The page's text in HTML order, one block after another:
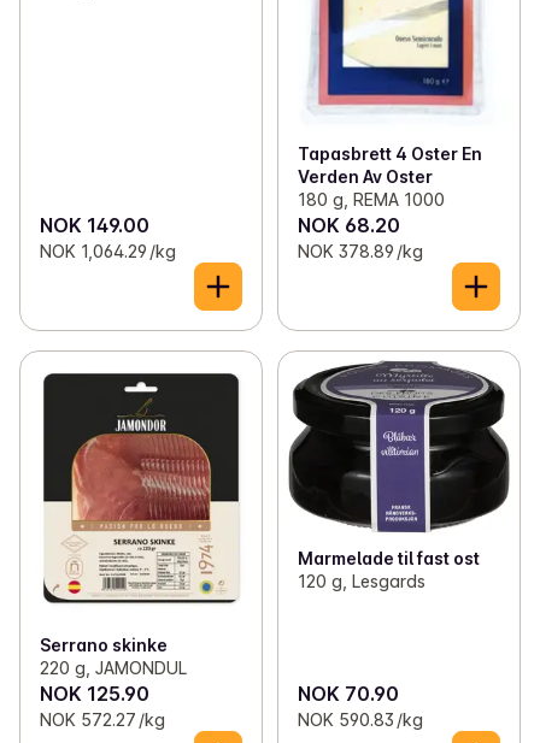
NOK 149.00
NOK 1,064.29 /kg
Tapasbrett 4 Oster En
Verden Av Oster
180 g, REMA 1000
NOK 68.20
NOK 378.89 /kg
Serrano skinke
220 g, JAMONDUL
NOK 125.90
NOK 572.27 /kg
Marmelade til fast ost
120 g, Lesgards
NOK 70.90
NOK 590.83 /kg